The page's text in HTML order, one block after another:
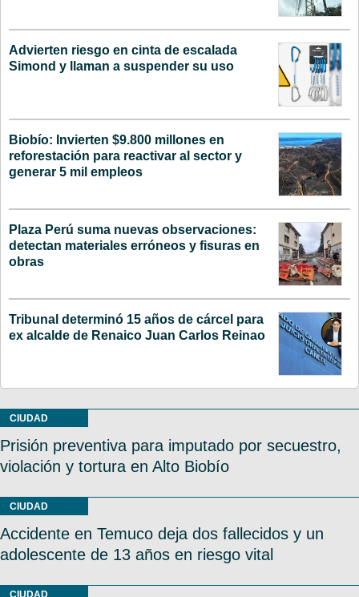
Advierten riesgo en cinta de escalada
Simond y llaman a suspender su uso
Biobío: Invierten $9.800 millones en
reforestación para reactivar al sector y
generar 5 mil empleos
Plaza Perú suma nuevas observaciones:
detectan materiales erróneos y fisuras en
obras
Tribunal determinó 15 años de cárcel para
ex alcalde de Renaico Juan Carlos Reinao
CIUDAD
Prisión preventiva para imputado por secuestro,
violación y tortura en Alto Biobío
CIUDAD
Accidente en Temuco deja dos fallecidos y un
adolescente de 13 años en riesgo vital
CIUDAD